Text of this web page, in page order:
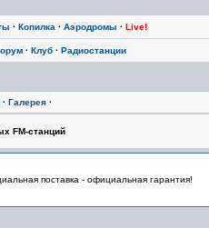
· Копилка · Аэродромы · Live!
· Клуб· Радиостанции
· Галерея·
FM-станций
поставка - официальная гарантия!